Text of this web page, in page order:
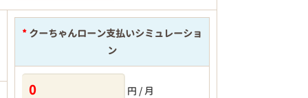
* クーちゃんローン支払いシミュレーショ
ン
円 / 月